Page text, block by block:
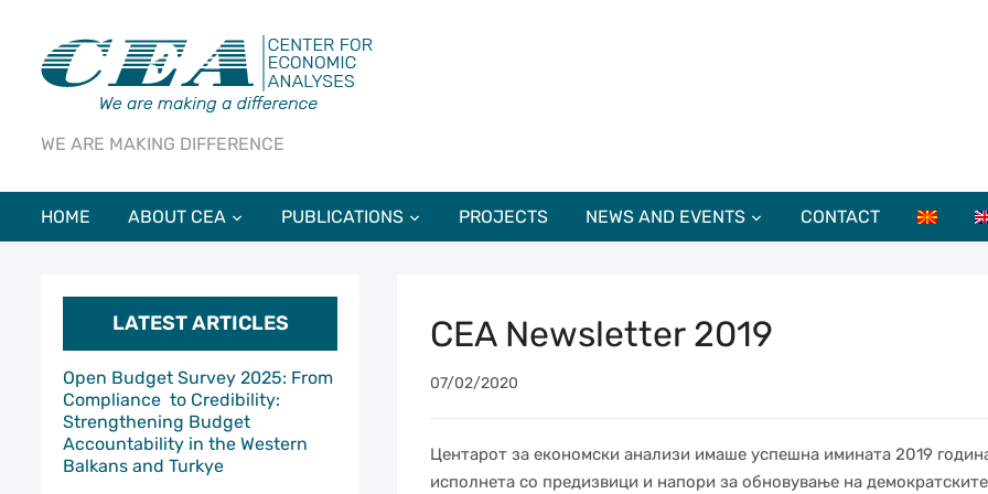
WE ARE MAKING DIFFERENCE
HOME ABOUT CEA PUBLICATIONS PROJECTS NEWS AND EVENTS CONTACT
LATEST ARTICLES
Open Budget Survey 2025: From
Compliance to Credibility:
Strengthening Budget
Accountability in the Western
Balkans and Turkye
CEA Newsletter 2019
07/02/2020
Центарот за економски анализи имаше успешна имината 2019
исполнета со предизвици и напори за обновување на демократските